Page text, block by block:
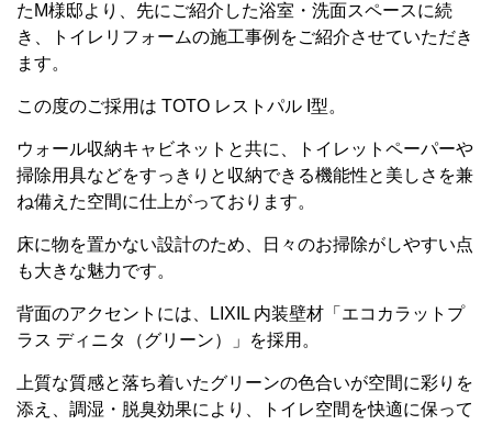
たM様邸より、先にご紹介した浴室・洗面スペースに続
き、トイレリフォームの施工事例をご紹介させていただき
ます。
この度のご採用は TOTO レストパル I型。
ウォール収納キャビネットと共に、トイレットペーパーや
掃除用具などをすっきりと収納できる機能性と美しさを兼
ね備えた空間に仕上がっております。
床に物を置かない設計のため、日々のお掃除がしやすい点
も大きな魅力です。
背面のアクセントには、LIXIL 内装壁材「エコカラットプ
ラス ディニタ（グリーン）」を採用。
上質な質感と落ち着いたグリーンの色合いが空間に彩りを
添え、調湿・脱臭効果により、トイレ空間を快適に保って